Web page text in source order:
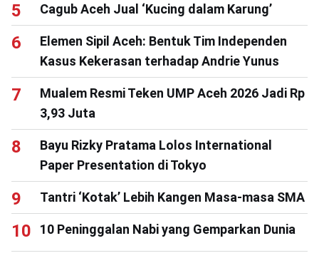
Cagub Aceh Jual ‘Kucing dalam Karung’
Elemen Sipil Aceh: Bentuk Tim Independen
Kasus Kekerasan terhadap Andrie Yunus
Mualem Resmi Teken UMP Aceh 2026 Jadi Rp
3,93 Juta
Bayu Rizky Pratama Lolos International
Paper Presentation di Tokyo
Tantri ‘Kotak’ Lebih Kangen Masa-masa SMA
10 Peninggalan Nabi yang Gemparkan Dunia